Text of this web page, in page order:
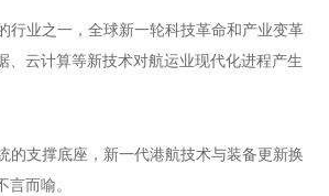
行业之一，全球新一轮科技革命和产业变革
、云计算等新技术对航运业现代化进程产生
的支撑底座，新一代港航技术与装备更新换
而喻。